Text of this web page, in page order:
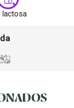
lactosa